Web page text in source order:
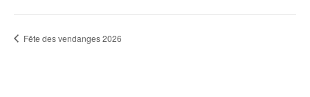
Fête des vendanges 2026